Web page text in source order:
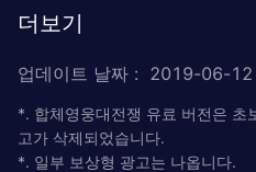
더보기
업데이트 날짜 : 2019-06-12
*. 합체영웅대전쟁 유료 버전은 초
고가 삭제되었습니다.
*. 일부 보상형 광고는 나옵니다.